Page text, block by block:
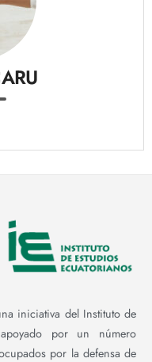
iniciativa del Instituto de
por un número
por la defensa de